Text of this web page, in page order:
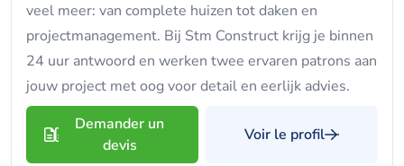
veel meer: van complete huizen tot daken en
projectmanagement. Bij Stm Construct krijg je binnen
24 uur antwoord en werken twee ervaren patrons aan
jouw project met oog voor detail en eerlijk advies.
Demander un
devis
Voir le profil